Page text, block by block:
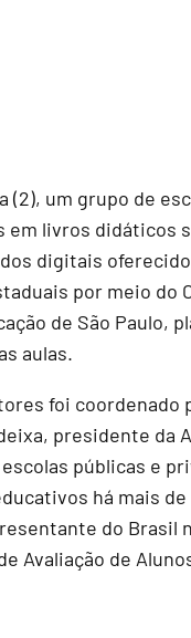
(2), um grupo de
em livros didáticos
digitais
por meio do
de São Paulo,
aulas.
foi coordenado
presidente da
públicas e
há mais
do Brasil
Avaliação de